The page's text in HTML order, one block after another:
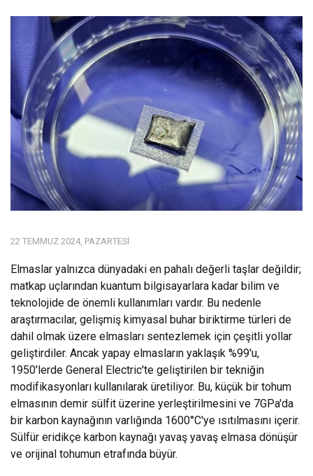
22 TEMMUZ 2024, PAZARTESI
Elmaslar yalnızca dünyadaki en pahalı değerli taşlar değildir;
matkap uçlarından kuantum bilgisayarlara kadar bilim ve
teknolojide de önemli kullanımları vardır. Bu nedenle
araştırmacılar, gelişmiş kimyasal buhar biriktirme türleri de
dahil olmak üzere elmasları sentezlemek için çeşitli yollar
geliştirdiler. Ancak yapay elmasların yaklaşık %99'u,
1950'lerde General Electric'te geliştirilen bir tekniğin
modifikasyonları kullanılarak üretiliyor. Bu, küçük bir tohum
elmasının demir sülfit üzerine yerleştirilmesini ve 7GPa'da
bir karbon kaynağının varlığında 1600°C'ye ısıtılmasını içerir.
Sülfür eridikçe karbon kaynağı yavaş yavaş elmasa dönüşür
ve orijinal tohumun etrafında büyür.